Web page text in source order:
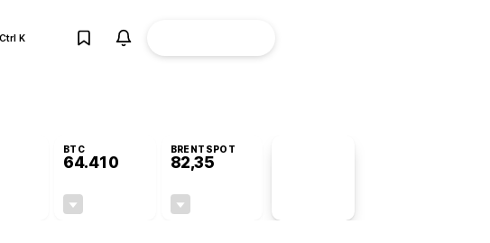
Ctrl K
BTC
64.410
BRENTSPOT
82,35